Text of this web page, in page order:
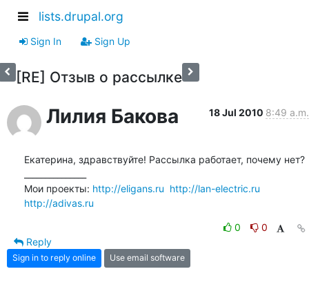
lists.drupal.org
Sign In Sign Up
[RE] Отзыв о рассылке
Лилия Бакова 18 Jul 2010 8:49 a.m.
Екатерина, здравствуйте! Рассылка работает, почему нет?
Мои проекты: http://eligans.ru http://lan-electric.ru
http://adivas.ru
0
0
Reply
Sign in to reply online Use email software